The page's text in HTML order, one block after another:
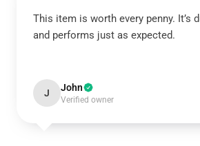
This item is worth every penny. It’s
and performs just as expected.
J John
Verified owner